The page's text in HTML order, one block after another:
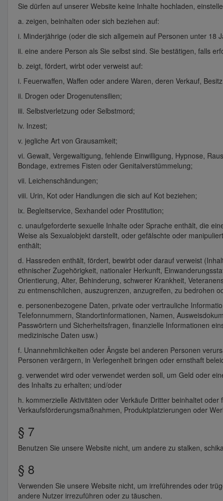
Sie dürfen auf unserer Website keine Inhalte hochladen,
a. zeigen, beinhalten oder sich beziehen auf:
i. Minderjährige (oder die sich allgemein auf Personen unter 18
ii. eine andere Person als Sie selbst sind. Sie bestätigen, falls
b. zeigt, fördert, wirbt oder verweist auf:
i. Feuerwaffen, Waffen oder andere Waren, deren Verkauf,
ii. Drogen oder Drogenutensilien;
iii. Selbstverletzung oder Selbstmord;
iv. Inzest;
v. jegliche Art von Grausamkeit;
vi. Gewalt, Vergewaltigung, fehlende Einwilligung, Hypnose,
Bondage, extremes Fisten oder Genitalverstümmelung;
vii. Leichenschändungen;
viii. Urin, Kot oder Handlungen die sich auf Kot beziehen;
ix. Begleitservice, Sexhandel oder Prostitution;
c. unaufgeforderte sexuelle Inhalte oder Sprache enthält, die
Weise als Sexualobjekt darstellt, oder gefälschte oder
enthält;
d. Hassreden enthält, fördert, bewirbt oder darauf verweist
ethnischer Zugehörigkeit, nationaler Herkunft,
Orientierung, Alter, Behinderung, schwerer Krankheit,
zu entmenschlichen, auszugrenzen, anzugreifen, zu bedrohen
e. personenbezogene Daten, private oder vertrauliche
Telefonnummern, Standortinformationen, Namen,
Passwörtern und Sicherheitsfragen, finanzielle Informationen
medizinische Daten usw.)
f. Unannehmlichkeiten oder Ängste bei anderen Personen
Personen verärgern, in Verlegenheit bringen oder ernsthaft
g. verwendet wird oder verwendet werden soll, um Geld oder
des Inhalts zu erhalten; und/oder
h. kommerzielle Aktivitäten oder Verkäufe Dritter beinhaltet
Verkaufsförderungsmaßnahmen, Produktplatzierungen oder
§ 7
Benutzen Sie unsere Website nicht, um andere zu stalken,
§ 8
Verwenden Sie unsere Website nicht, um irreführendes oder
andere Nutzer irrezuführen oder zu täuschen.